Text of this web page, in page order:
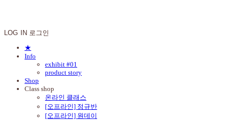
LOG IN 로그인
★
Info
exhibit #01
product story
Shop
Class shop
온라인 클래스
[오프라인] 정규반
[오프라인] 원데이